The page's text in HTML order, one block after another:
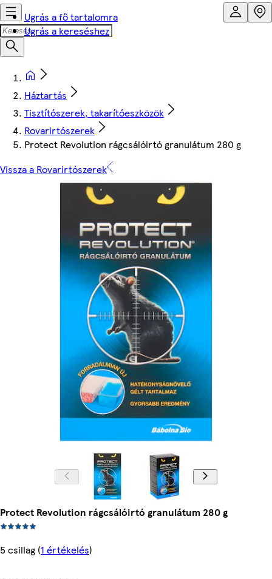
Ugrás a fő tartalomra
Ugrás a kereséshez
Háztartás
Tisztítószerek, takarítóeszközök
Rovarirtószerek
Protect Revolution rágcsálóirtó granulátum 280 g
Vissza a Rovarirtószerek
Protect Revolution rágcsálóirtó granulátum 280 g
5 csillag (1 értékelés)